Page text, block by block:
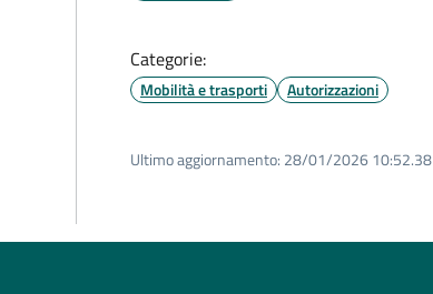
Categorie:
Mobilità e trasporti Autorizzazioni
Ultimo aggiornamento: 28/01/2026 10:52.38